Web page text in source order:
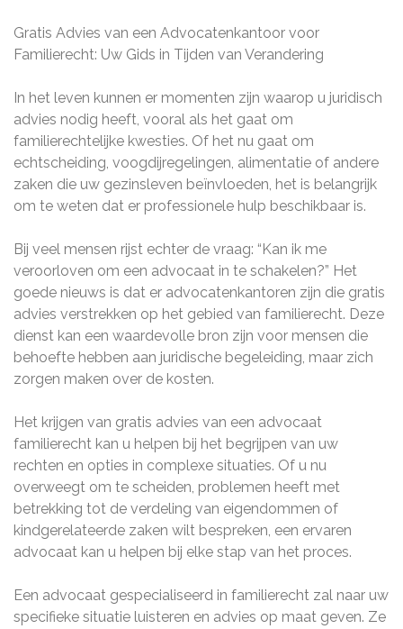
Gratis Advies van een Advocatenkantoor voor
Familierecht: Uw Gids in Tijden van Verandering
In het leven kunnen er momenten zijn waarop u juridisch
advies nodig heeft, vooral als het gaat om
familierechtelijke kwesties. Of het nu gaat om
echtscheiding, voogdijregelingen, alimentatie of andere
zaken die uw gezinsleven beïnvloeden, het is belangrijk
om te weten dat er professionele hulp beschikbaar is.
Bij veel mensen rijst echter de vraag: “Kan ik me
veroorloven om een advocaat in te schakelen?” Het
goede nieuws is dat er advocatenkantoren zijn die gratis
advies verstrekken op het gebied van familierecht. Deze
dienst kan een waardevolle bron zijn voor mensen die
behoefte hebben aan juridische begeleiding, maar zich
zorgen maken over de kosten.
Het krijgen van gratis advies van een advocaat
familierecht kan u helpen bij het begrijpen van uw
rechten en opties in complexe situaties. Of u nu
overweegt om te scheiden, problemen heeft met
betrekking tot de verdeling van eigendommen of
kindgerelateerde zaken wilt bespreken, een ervaren
advocaat kan u helpen bij elke stap van het proces.
Een advocaat gespecialiseerd in familierecht zal naar uw
specifieke situatie luisteren en advies op maat geven. Ze